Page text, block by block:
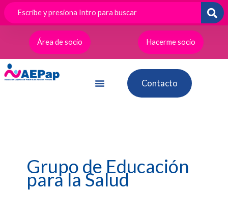
contenido
Área de socio
Hacerme socio
Contacto
Grupo de Educación
para la Salud